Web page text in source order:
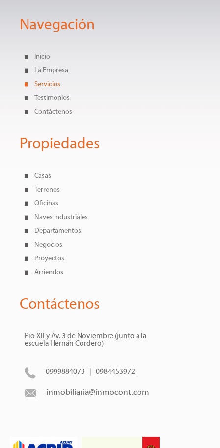
Navegación
Inicio
La Empresa
Servicios
Testimonios
Contáctenos
Propiedades
Casas
Terrenos
Oficinas
Naves Industriales
Departamentos
Negocios
Proyectos
Arriendos
Contáctenos
Pio XII y Av. 3 de Noviembre (junto a la
escuela Hernán Cordero)
0999884073 | 0984453972
inmobiliaria@inmocont.com